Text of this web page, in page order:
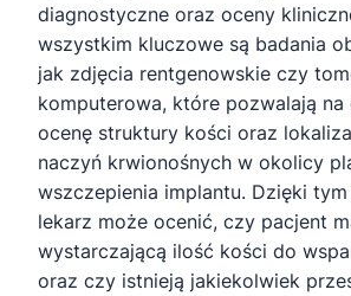
diagnostyczne oraz oceny
wszystkim kluczowe są badania
jak zdjęcia rentgenowskie czy
komputerowa, które pozwalają na
ocenę struktury kości oraz
naczyń krwionośnych w okolicy
wszczepienia implantu. Dzięki
lekarz może ocenić, czy pacjent
wystarczającą ilość kości do
oraz czy istnieją jakiekolwiek